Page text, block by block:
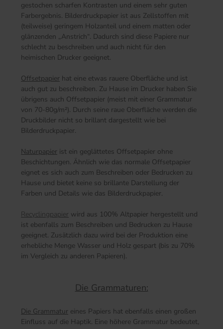
gestochen scharfen Kontrasten und einem sehr guten
Farbergebnis. Bilderdruckpapier ist aus Zellstoffen mit
(teilweise) geringem Holzanteil und einem matten oder
glänzenden „Anstrich“. Dadurch sind diese Papiere nur
schlecht zu beschreiben und auch nicht für den
heimischen Drucker geeignet.
Offsetpapier hat eine etwas rauere Oberfläche und ist
auch gut zu beschreiben. Zu Hause im Drucker haben Sie
übrigens auch Offsetpapier (meist mit einer Grammatur
von 70-80g/m²). Durch seine raue Oberfläche werden die
Druckbilder nicht so brillant dargestellt wie bei
Bilderdruckpapier.
Naturpapier ist ein geglättetes Offsetpapier ohne
Beschichtungen. Ähnlich wie das normale Offsetpapier
eignet es sich auch zum Beschreiben oder Bedrucken zu
Hause und bietet keine so brillante Darstellung der
Farben und Details wie das Bilderdruckpapier.
Recyclingpapier wird aus 100% Altpapier hergestellt und
ist ebenfalls zum Beschreiben und Bedrucken zu Hause
geeignet. Zusätzlich dazu wird bei der Produktion eine
erhebliche Menge Wasser und Holz gespart (bis zu 70%
im Vergleich zu anderen Papieren).
Die Grammaturen:
Die Grammatur eines Papiers hat ebenfalls einen großen
Einfluss auf die Haptik. Eine höhere Grammatur bedeutet,